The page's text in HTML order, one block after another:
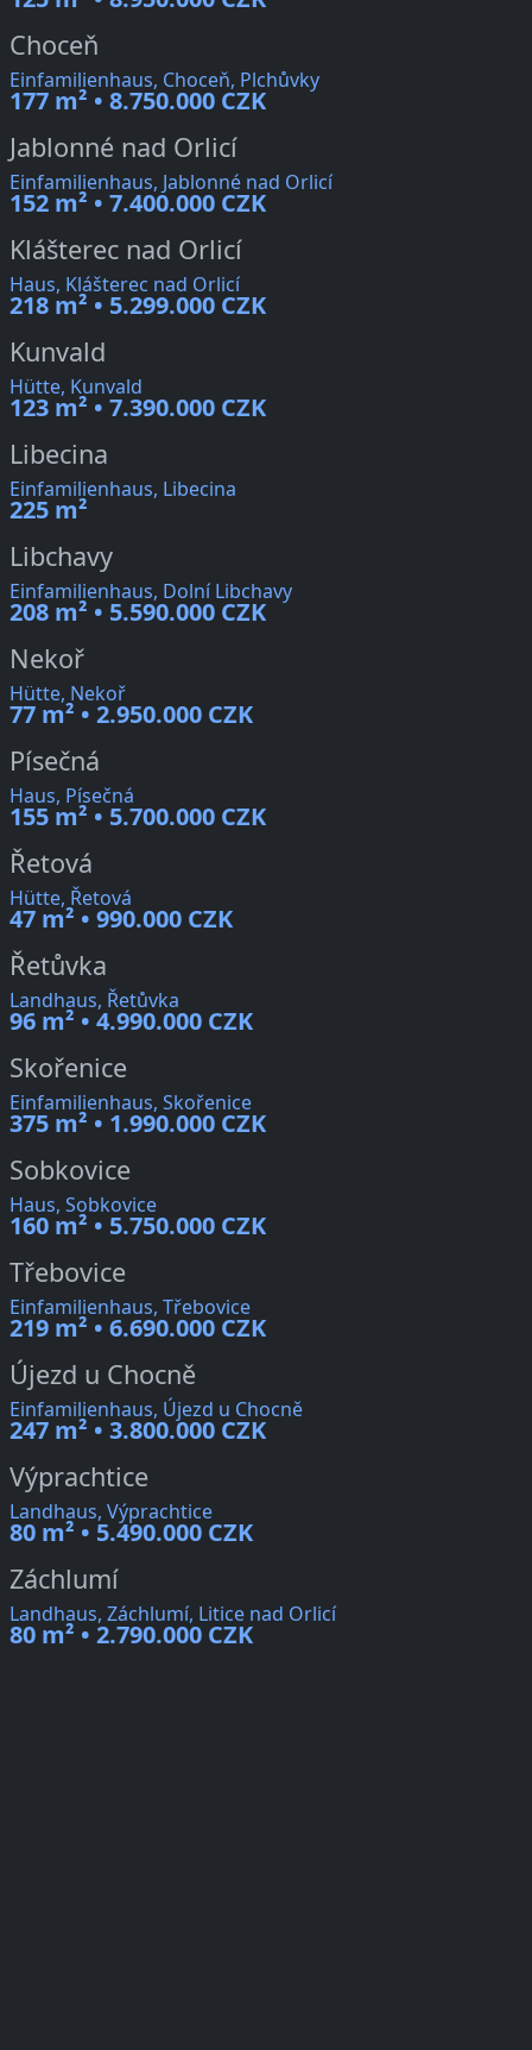
Choceň
Einfamilienhaus, Choceň, Plchůvky
177 m² • 8.750.000 CZK
Jablonné nad Orlicí
Einfamilienhaus, Jablonné nad Orlicí
152 m² • 7.400.000 CZK
Klášterec nad Orlicí
Haus, Klášterec nad Orlicí
218 m² • 5.299.000 CZK
Kunvald
Hütte, Kunvald
123 m² • 7.390.000 CZK
Libecina
Einfamilienhaus, Libecina
225 m²
Libchavy
Einfamilienhaus, Dolní Libchavy
208 m² • 5.590.000 CZK
Nekoř
Hütte, Nekoř
77 m² • 2.950.000 CZK
Písečná
Haus, Písečná
155 m² • 5.700.000 CZK
Řetová
Hütte, Řetová
47 m² • 990.000 CZK
Řetůvka
Landhaus, Řetůvka
96 m² • 4.990.000 CZK
Skořenice
Einfamilienhaus, Skořenice
375 m² • 1.990.000 CZK
Sobkovice
Haus, Sobkovice
160 m² • 5.750.000 CZK
Třebovice
Einfamilienhaus, Třebovice
219 m² • 6.690.000 CZK
Újezd u Chocně
Einfamilienhaus, Újezd u Chocně
247 m² • 3.800.000 CZK
Výprachtice
Landhaus, Výprachtice
80 m² • 5.490.000 CZK
Záchlumí
Landhaus, Záchlumí, Litice nad Orlicí
80 m² • 2.790.000 CZK